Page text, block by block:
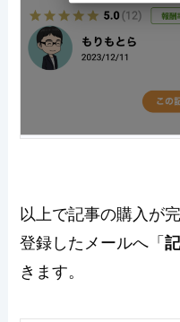
以上で記事の購入が
登録したメールへ「
きます。